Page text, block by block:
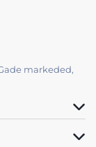
markeded,